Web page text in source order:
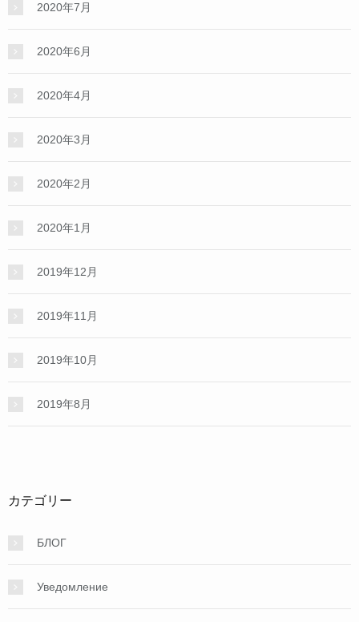
2020年7月
2020年6月
2020年4月
2020年3月
2020年2月
2020年1月
2019年12月
2019年11月
2019年10月
2019年8月
カテゴリー
БЛОГ
Уведомление